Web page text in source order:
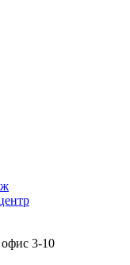
офис 3-10